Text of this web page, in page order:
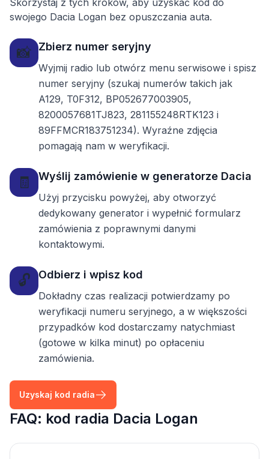
Skorzystaj z tych kroków, aby uzyskać kod do
swojego Dacia Logan bez opuszczania auta.
📸 Zbierz numer seryjny
Wyjmij radio lub otwórz menu serwisowe i spisz
numer seryjny (szukaj numerów takich jak
A129, T0F312, BP052677003905,
8200057681TJ823, 281155248RTK123 i
89FFMCR183751234). Wyraźne zdjęcia
pomagają nam w weryfikacji.
🧾 Wyślij zamówienie w generatorze Dacia
Użyj przycisku powyżej, aby otworzyć
dedykowany generator i wypełnić formularz
zamówienia z poprawnymi danymi
kontaktowymi.
🔓 Odbierz i wpisz kod
Dokładny czas realizacji potwierdzamy po
weryfikacji numeru seryjnego, a w większości
przypadków kod dostarczamy natychmiast
(gotowe w kilka minut) po opłaceniu
zamówienia.
Uzyskaj kod radia
FAQ: kod radia Dacia Logan